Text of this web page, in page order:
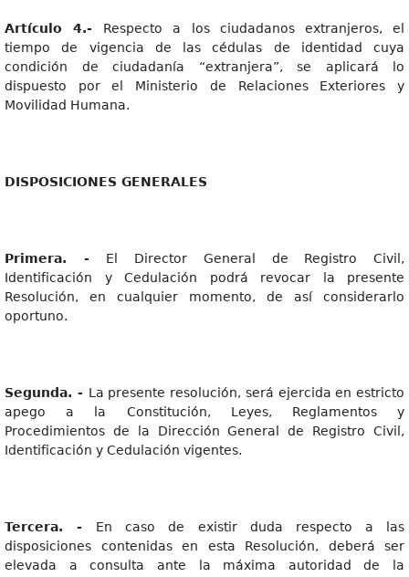
Artículo 4.- Respecto a los ciudadanos extranjeros, el
tiempo de vigencia de las cédulas de identidad cuya
condición de ciudadanía “extranjera”, se aplicará lo
dispuesto por el Ministerio de Relaciones Exteriores y
Movilidad Humana.
DISPOSICIONES GENERALES
Primera. - El Director General de Registro Civil,
Identificación y Cedulación podrá revocar la presente
Resolución, en cualquier momento, de así considerarlo
oportuno.
Segunda. - La presente resolución, será ejercida en estricto
apego a la Constitución, Leyes, Reglamentos y
Procedimientos de la Dirección General de Registro Civil,
Identificación y Cedulación vigentes.
Tercera. - En caso de existir duda respecto a las
disposiciones contenidas en esta Resolución, deberá ser
elevada a consulta ante la máxima autoridad de la